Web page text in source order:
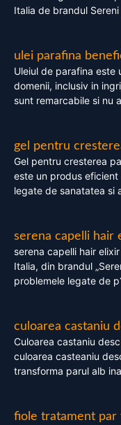
Italia de brandul Sereni
ulei parafina
Uleiul de parafina este
domenii, inclusiv in
sunt remarcabile si nu
gel pentru
Gel pentru cresterea
este un produs
legate de sanatatea si
serena capelli hair
serena capelli hair
Italia, din brandul
problemele legate de
culoarea castaniu
Culoarea castaniu
culoarea casteaniu
transforma parul alb
fiole tratament par